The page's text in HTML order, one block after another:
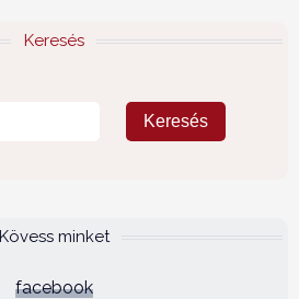
Keresés
Kövess minket
facebook